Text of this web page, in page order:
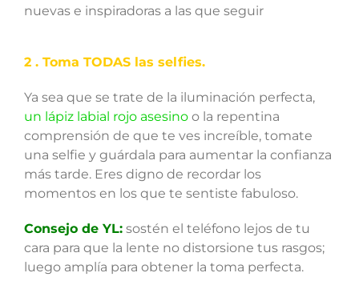
nuevas e inspiradoras a las que seguir
2 . Toma TODAS las selfies.
Ya sea que se trate de la iluminación perfecta,
un lápiz labial rojo asesino o la repentina
comprensión de que te ves increíble, tomate
una selfie y guárdala para aumentar la confianza
más tarde. Eres digno de recordar los
momentos en los que te sentiste fabuloso.
Consejo de YL: sostén el teléfono lejos de tu
cara para que la lente no distorsione tus rasgos;
luego amplía para obtener la toma perfecta.